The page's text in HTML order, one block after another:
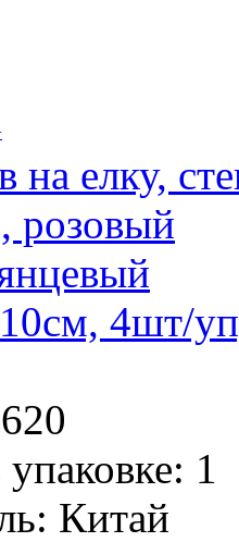
10см, 4шт/
1
Китай